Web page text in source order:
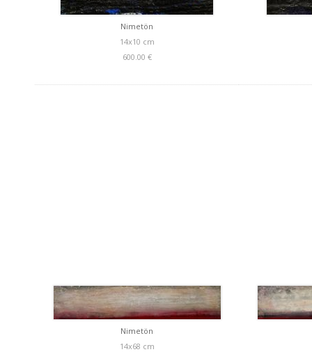
Nimetön
14x10 cm
600.00 €
Nimetön
14x68 cm